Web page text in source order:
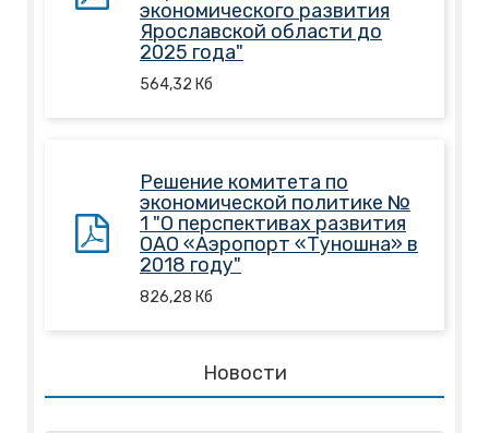
экономического развития
Ярославской области до
2025 года"
564,32 Кб
Решение комитета по
экономической политике №
1 "О перспективах развития
ОАО «Аэропорт «Туношна» в
2018 году"
826,28 Кб
Новости